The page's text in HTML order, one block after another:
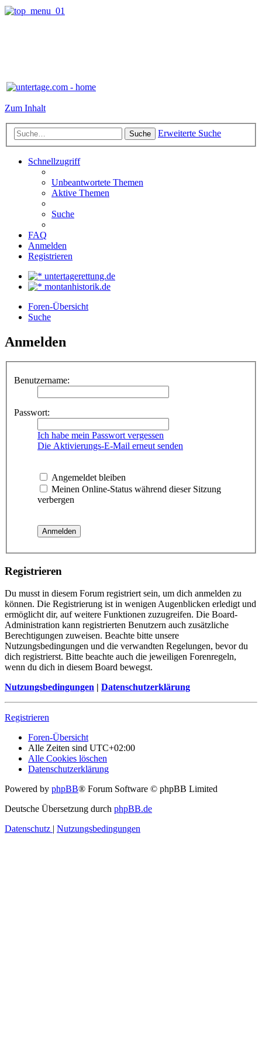
Zum Inhalt
Suche Erweiterte Suche
Schnellzugriff
Unbeantwortete Themen
Aktive Themen
Suche
FAQ
Anmelden
Registrieren
untertagerettung.de
montanhistorik.de
Foren-Übersicht
Suche
Anmelden
Benutzername:
Passwort:
Ich habe mein Passwort vergessen
Die Aktivierungs-E-Mail erneut senden
Angemeldet bleiben
Meinen Online-Status während dieser Sitzung
verbergen
Registrieren
Du musst in diesem Forum registriert sein, um dich anmelden zu
können. Die Registrierung ist in wenigen Augenblicken erledigt und
ermöglicht dir, auf weitere Funktionen zuzugreifen. Die Board-
Administration kann registrierten Benutzern auch zusätzliche
Berechtigungen zuweisen. Beachte bitte unsere
Nutzungsbedingungen und die verwandten Regelungen, bevor du
dich registrierst. Bitte beachte auch die jeweiligen Forenregeln,
wenn du dich in diesem Board bewegst.
Nutzungsbedingungen | Datenschutzerklärung
Registrieren
Foren-Übersicht
Alle Zeiten sind UTC+02:00
Alle Cookies löschen
Datenschutzerklärung
Powered by phpBB® Forum Software © phpBB Limited
Deutsche Übersetzung durch phpBB.de
Datenschutz | Nutzungsbedingungen